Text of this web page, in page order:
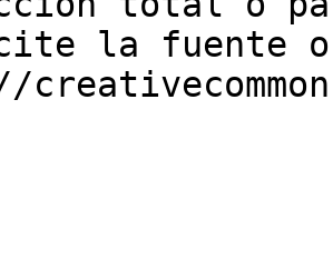
cite la fuente